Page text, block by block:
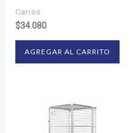
Carros
$34.080
AGREGAR AL CARRITO